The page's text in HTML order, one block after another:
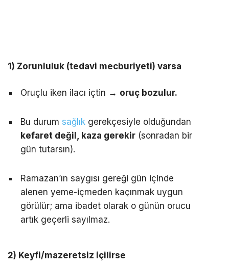
1) Zorunluluk (tedavi mecburiyeti) varsa
Oruçlu iken ilacı içtin → oruç bozulur.
Bu durum sağlık gerekçesiyle olduğundan
kefaret değil, kaza gerekir (sonradan bir
gün tutarsın).
Ramazan’ın saygısı gereği gün içinde
alenen yeme-içmeden kaçınmak uygun
görülür; ama ibadet olarak o günün orucu
artık geçerli sayılmaz.
2) Keyfi/mazeretsiz içilirse